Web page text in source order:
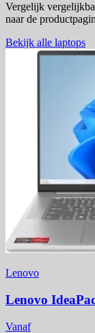
Vergelijk
naar de
Bekijk alle laptops
Lenovo
Lenovo
Vanaf